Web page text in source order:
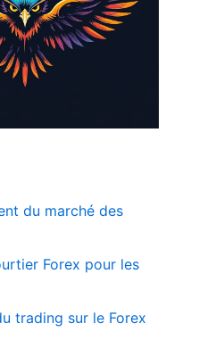
du marché des
Forex pour les
trading sur le Forex